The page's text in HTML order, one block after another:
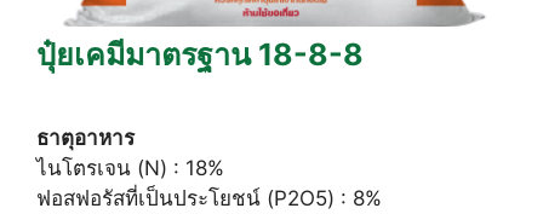
ปุ๋ยเคมีมาตรฐาน 18-8-8
ธาตุอาหาร
ไนโตรเจน (N) : 18%
ฟอสฟอรัสที่เป็นประโยชน์ (P2O5) : 8%